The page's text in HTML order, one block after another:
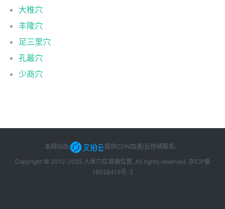
大椎穴
丰隆穴
足三里穴
孔最穴
少商穴
本网站由 提供CDN加速/云存储服务。
Copyright © 2012-2025 人体穴位准确位置, All rights reserved. 京ICP备
16028415号-2